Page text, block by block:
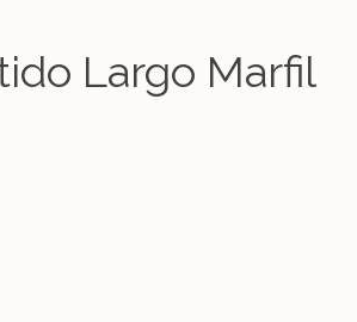
Largo Marfil
is